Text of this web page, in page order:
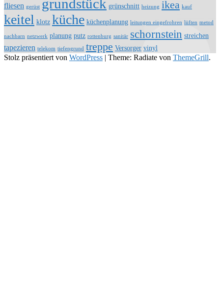
fliesen gerüst grundstück grünschnitt heizung ikea kauf
keitel klotz küche küchenplanung leitungen eingefrohren lüften metod
nachbarn netzwerk planung putz rottenburg sanitär schornstein streichen
tapezieren telekom tiefengrund treppe Versorger vinyl
Stolz präsentiert von WordPress | Theme: Radiate von ThemeGrill.